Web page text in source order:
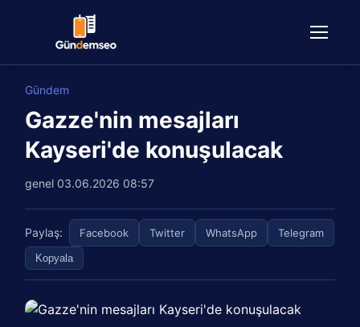
Gündem
Gazze'nin mesajları
Kayseri'de konuşulacak
genel 03.06.2026 08:57
Paylaş: Facebook Twitter WhatsApp Telegram
Kopyala